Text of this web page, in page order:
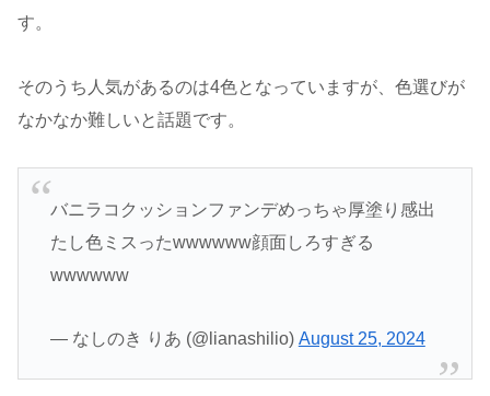
す。
そのうち人気があるのは4色となっていますが、色選びが
なかなか難しいと話題です。
バニラコクッションファンデめっちゃ厚塗り感出
たし色ミスったwwwwww顔面しろすぎる
wwwwww
— なしのき りあ (@lianashilio) August 25, 2024